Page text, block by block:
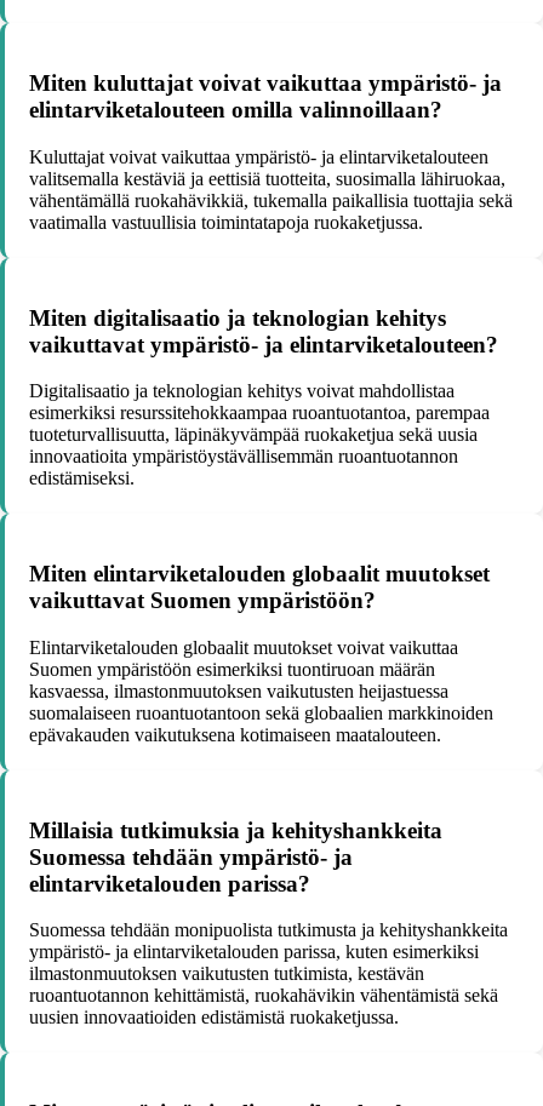
Miten kuluttajat voivat vaikuttaa ympäristö- ja
elintarviketalouteen omilla valinnoillaan?
Kuluttajat voivat vaikuttaa ympäristö- ja elintarviketalouteen
valitsemalla kestäviä ja eettisiä tuotteita, suosimalla lähiruokaa,
vähentämällä ruokahävikkiä, tukemalla paikallisia tuottajia sekä
vaatimalla vastuullisia toimintatapoja ruokaketjussa.
Miten digitalisaatio ja teknologian kehitys
vaikuttavat ympäristö- ja elintarviketalouteen?
Digitalisaatio ja teknologian kehitys voivat mahdollistaa
esimerkiksi resurssitehokkaampaa ruoantuotantoa, parempaa
tuoteturvallisuutta, läpinäkyvämpää ruokaketjua sekä uusia
innovaatioita ympäristöystävällisemmän ruoantuotannon
edistämiseksi.
Miten elintarviketalouden globaalit muutokset
vaikuttavat Suomen ympäristöön?
Elintarviketalouden globaalit muutokset voivat vaikuttaa
Suomen ympäristöön esimerkiksi tuontiruoan määrän
kasvaessa, ilmastonmuutoksen vaikutusten heijastuessa
suomalaiseen ruoantuotantoon sekä globaalien markkinoiden
epävakauden vaikutuksena kotimaiseen maatalouteen.
Millaisia tutkimuksia ja kehityshankkeita
Suomessa tehdään ympäristö- ja
elintarviketalouden parissa?
Suomessa tehdään monipuolista tutkimusta ja kehityshankkeita
ympäristö- ja elintarviketalouden parissa, kuten esimerkiksi
ilmastonmuutoksen vaikutusten tutkimista, kestävän
ruoantuotannon kehittämistä, ruokahävikin vähentämistä sekä
uusien innovaatioiden edistämistä ruokaketjussa.